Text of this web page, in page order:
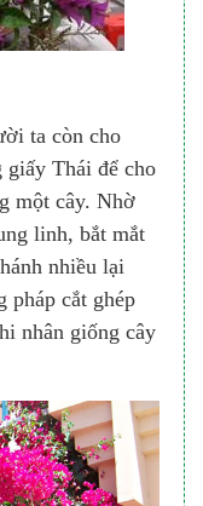
ta còn cho
Thái để cho
một cây. Nhờ
linh, bắt mắt
nhiều lại
pháp cắt ghép
nhân giống cây